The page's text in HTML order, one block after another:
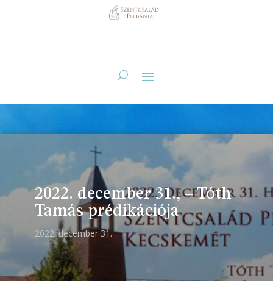
2022. december 31., – Tóth
Tamás prédikációja
2022. december 31.